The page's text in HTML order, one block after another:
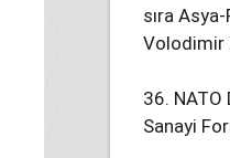
sıra
Volodimir
36. NATO
Sanayi